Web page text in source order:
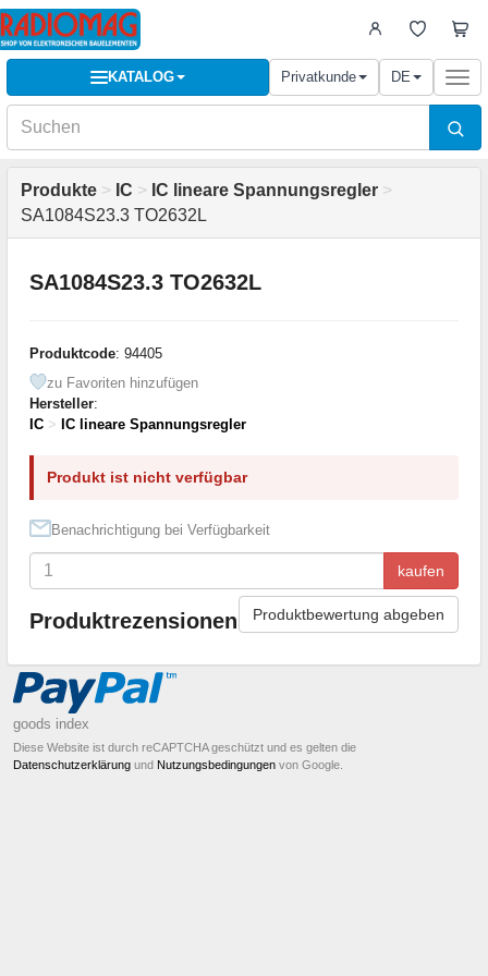
KATALOG Privatkunde DE
Produkte > IC > IC lineare Spannungsregler >
SA1084S23.3 TO2632L
SA1084S23.3 TO2632L
Produktcode: 94405
zu Favoriten hinzufügen
Hersteller:
IC > IC lineare Spannungsregler
Produkt ist nicht verfügbar
Benachrichtigung bei Verfügbarkeit
kaufen
Produktrezensionen Produktbewertung abgeben
goods index
Diese Website ist durch reCAPTCHA geschützt und es gelten die
Datenschutzerklärung und Nutzungsbedingungen von Google.